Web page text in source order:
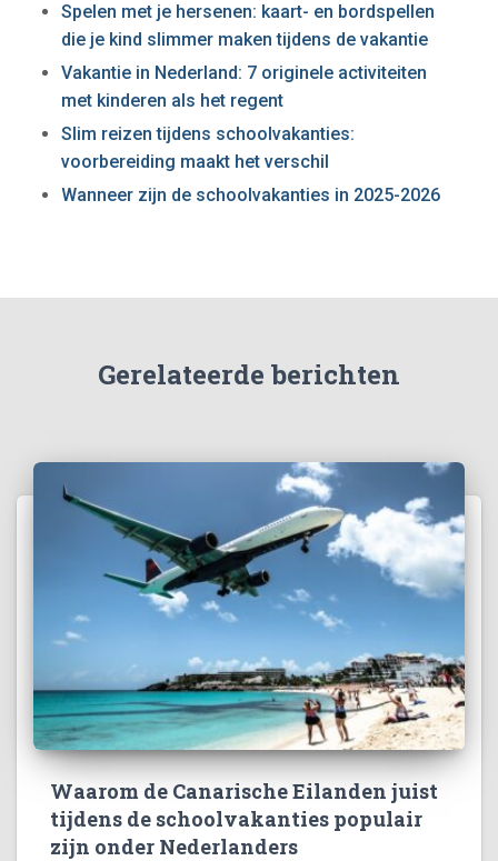
Spelen met je hersenen: kaart- en bordspellen
die je kind slimmer maken tijdens de vakantie
Vakantie in Nederland: 7 originele activiteiten
met kinderen als het regent
Slim reizen tijdens schoolvakanties:
voorbereiding maakt het verschil
Wanneer zijn de schoolvakanties in 2025-2026
Gerelateerde berichten
Waarom de Canarische Eilanden juist
tijdens de schoolvakanties populair
zijn onder Nederlanders